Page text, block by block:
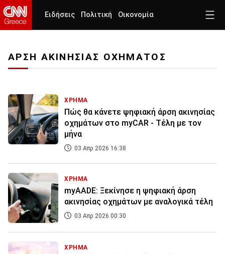
Ειδήσεις Πολιτική Οικονομία
ΑΡΣΗ ΑΚΙΝΗΣΙΑΣ ΟΧΗΜΑΤΟΣ
ΧΡΗΜΑ
Πώς θα κάνετε ψηφιακή άρση ακινησίας
οχημάτων στο myCAR - Τέλη με τον
μήνα
03 Απρ 2026 16:38
ΧΡΗΜΑ
myAADE: Ξεκίνησε η ψηφιακή άρση
ακινησίας οχημάτων με αναλογικά τέλη
03 Απρ 2026 00:30
ΧΡΗΜΑ